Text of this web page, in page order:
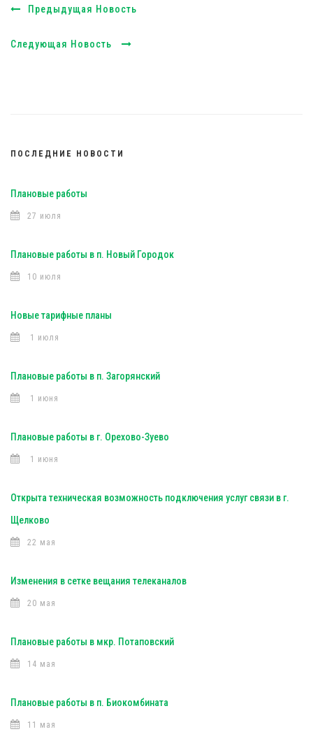
Предыдущая Новость
Следующая Новость
ПОСЛЕДНИЕ НОВОСТИ
Плановые работы
27 июля
Плановые работы в п. Новый Городок
10 июля
Новые тарифные планы
1 июля
Плановые работы в п. Загорянский
1 июня
Плановые работы в г. Орехово-Зуево
1 июня
Открыта техническая возможность подключения услуг связи в г.
Щелково
22 мая
Изменения в сетке вещания телеканалов
20 мая
Плановые работы в мкр. Потаповский
14 мая
Плановые работы в п. Биокомбината
11 мая